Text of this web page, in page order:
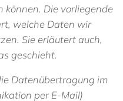
Die vorliegende
welche Daten wir
Sie erläutert auch,
geschieht.
Datenübertragung im
per E-Mail)